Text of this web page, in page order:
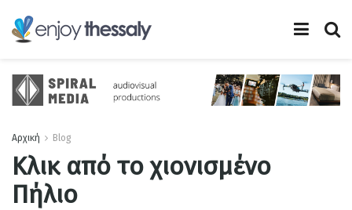
Αρχική Blog
Κλικ από το χιονισμένο
Πήλιο